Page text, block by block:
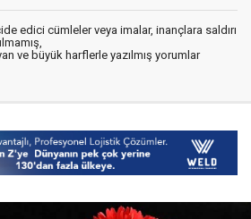
edici cümleler veya imalar, inançlara saldırı
ve büyük harflerle yazılmış yorumlar